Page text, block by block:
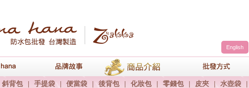
English
關於uma hana 品牌故事
斜背包 手提袋 便當袋 後背包 化妝包 零錢包 皮夾 水壺袋